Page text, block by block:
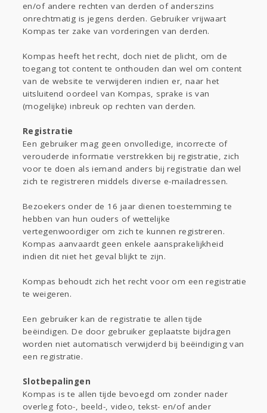
en/of andere rechten van derden of anderszins
onrechtmatig is jegens derden. Gebruiker vrijwaart
Kompas ter zake van vorderingen van derden.
Kompas heeft het recht, doch niet de plicht, om de
toegang tot content te onthouden dan wel om content
van de website te verwijderen indien er, naar het
uitsluitend oordeel van Kompas, sprake is van
(mogelijke) inbreuk op rechten van derden.
Registratie
Een gebruiker mag geen onvolledige, incorrecte of
verouderde informatie verstrekken bij registratie, zich
voor te doen als iemand anders bij registratie dan wel
zich te registreren middels diverse e-mailadressen.
Bezoekers onder de 16 jaar dienen toestemming te
hebben van hun ouders of wettelijke
vertegenwoordiger om zich te kunnen registreren.
Kompas aanvaardt geen enkele aansprakelijkheid
indien dit niet het geval blijkt te zijn.
Kompas behoudt zich het recht voor om een registratie
te weigeren.
Een gebruiker kan de registratie te allen tijde
beëindigen. De door gebruiker geplaatste bijdragen
worden niet automatisch verwijderd bij beëindiging van
een registratie.
Slotbepalingen
Kompas is te allen tijde bevoegd om zonder nader
overleg foto-, beeld-, video, tekst- en/of ander